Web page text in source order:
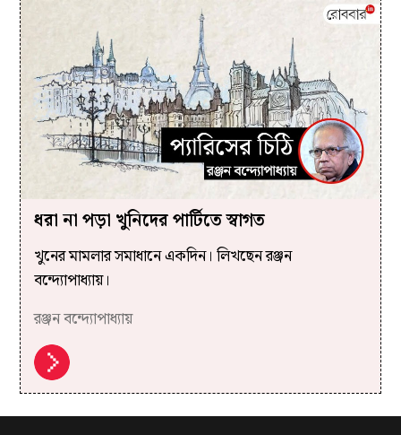
ধরা না পড়া খুনিদের পার্টিতে স্বাগত
খুনের মামলার সমাধানে একদিন। লিখছেন রঞ্জন
বন্দ্যোপাধ্যায়।
রঞ্জন বন্দ্যোপাধ্যায়